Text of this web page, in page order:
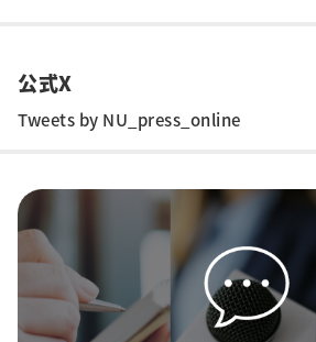
公式X
Tweets by NU_press_online